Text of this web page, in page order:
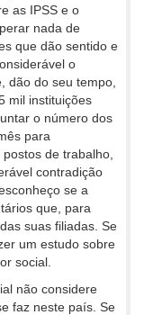
as IPSS e o
nada de
que dão sentido e
o
dão do seu tempo,
mil instituições
o número dos
para
de trabalho,
contradição
se a
que, para
suas filiadas. Se
um estudo sobre
social.
não considere
faz neste país. Se